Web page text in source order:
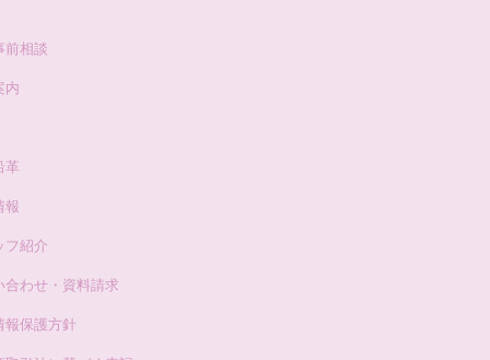
前相談
内
革
報
フ紹介
合わせ・資料請求
報保護方針